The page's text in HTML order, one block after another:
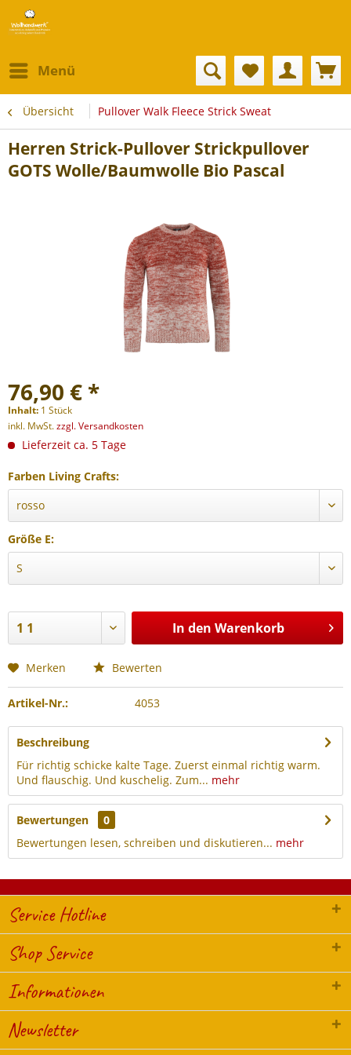
Menü
Übersicht Pullover Walk Fleece Strick Sweat
Herren Strick-Pullover Strickpullover
GOTS Wolle/Baumwolle Bio Pascal
76,90 € *
Inhalt: 1 Stück
inkl. MwSt.zzgl. Versandkosten
Lieferzeit ca. 5 Tage
Farben Living Crafts:
Größe E:
In den Warenkorb
Merken Bewerten
Artikel-Nr.: 4053
Beschreibung
Für richtig schicke kalte Tage. Zuerst einmal richtig warm.
Und flauschig. Und kuschelig. Zum... mehr
Bewertungen
0
Bewertungen lesen, schreiben und diskutieren... mehr
Service Hotline
Shop Service
Informationen
Newsletter